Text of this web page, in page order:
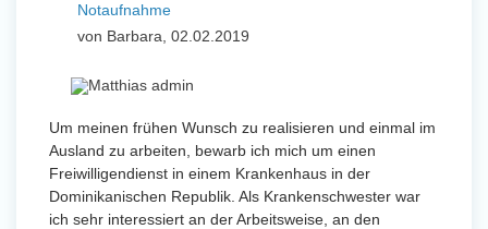
Notaufnahme
von Barbara, 02.02.2019
Um meinen frühen Wunsch zu realisieren und einmal im
Ausland zu arbeiten, bewarb ich mich um einen
Freiwilligendienst in einem Krankenhaus in der
Dominikanischen Republik. Als Krankenschwester war
ich sehr interessiert an der Arbeitsweise, an den